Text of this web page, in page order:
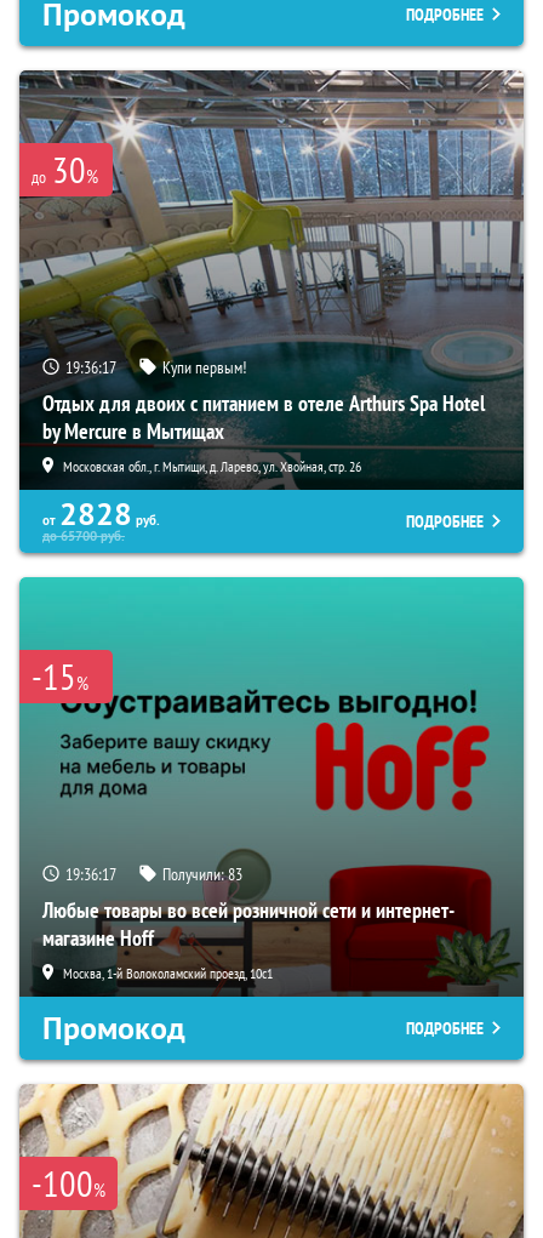
Промокод ПОДРОБНЕЕ
до 30%
19:36:16 Купи первым!
Отдых для двоих с питанием в отеле Arthurs Spa Hotel
by Mercure в Мытищах
Московская обл., г. Мытищи, д. Ларево, ул. Хвойная, стр. 26
от 2828 руб.
до65700руб.
ПОДРОБНЕЕ
-15%
19:36:16 Получили:83
Любые товары во всей розничной сети и интернет-
магазине Hoff
Москва, 1-й Волоколамский проезд, 10с1
Промокод ПОДРОБНЕЕ
-100%